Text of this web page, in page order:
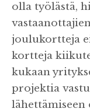
olla työlästä,
joulukortteja
kortteja
kukaan
projektia
lähettämiseen